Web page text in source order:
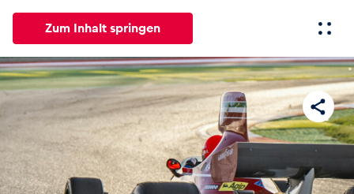
Zum Inhalt springen
Alle News Events Erlebnisse Seiten
News
Alle anzeigen